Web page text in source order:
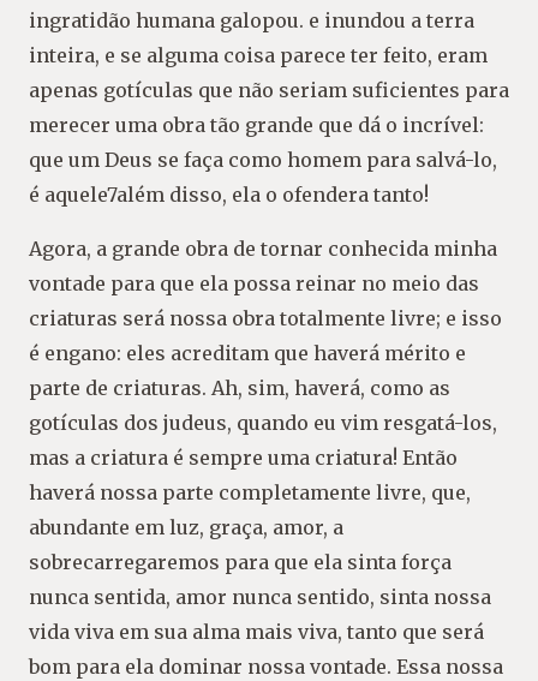
ingratidão humana galopou. e inundou a terra
inteira, e se alguma coisa parece ter feito, eram
apenas gotículas que não seriam suficientes para
merecer uma obra tão grande que dá o incrível:
que um Deus se faça como homem para salvá-lo,
é aquele7além disso, ela o ofendera tanto!
Agora, a grande obra de tornar conhecida minha
vontade para que ela possa reinar no meio das
criaturas será nossa obra totalmente livre; e isso
é engano: eles acreditam que haverá mérito e
parte de criaturas. Ah, sim, haverá, como as
gotículas dos judeus, quando eu vim resgatá-los,
mas a criatura é sempre uma criatura! Então
haverá nossa parte completamente livre, que,
abundante em luz, graça, amor, a
sobrecarregaremos para que ela sinta força
nunca sentida, amor nunca sentido, sinta nossa
vida viva em sua alma mais viva, tanto que será
bom para ela dominar nossa vontade. Essa nossa